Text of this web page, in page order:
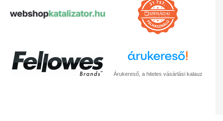
Árukereső, a hiteles vásárlási kalauz